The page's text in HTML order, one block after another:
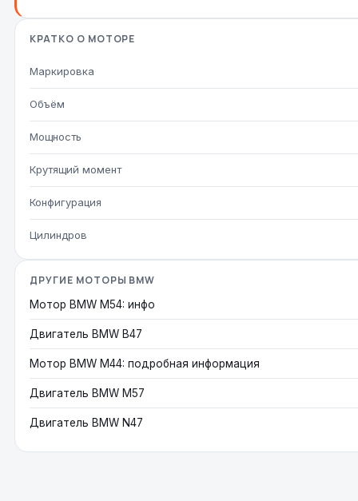
КРАТКО О МОТОРЕ
Маркировка
Объём
Мощность
Крутящий момент
Конфигурация
Цилиндров
ДРУГИЕ МОТОРЫ BMW
Мотор BMW M54: инфо
Двигатель BMW B47
Мотор BMW M44: подробная информация
Двигатель BMW M57
Двигатель BMW N47